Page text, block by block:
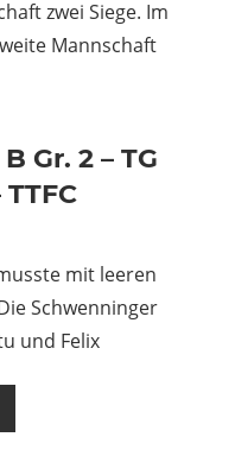
zwei Siege. Im
Mannschaft
Gr. 2 – TG
mit leeren
Schwenninger
und Felix